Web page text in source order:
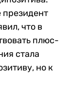
президент
что в
плюс-
стала
но к